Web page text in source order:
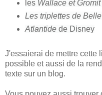
lesWallace et Gromit
Les triplettes de
Atlantidede Disney
J'essaierai de mettre cette
possible et aussi de la
texte sur un blog.